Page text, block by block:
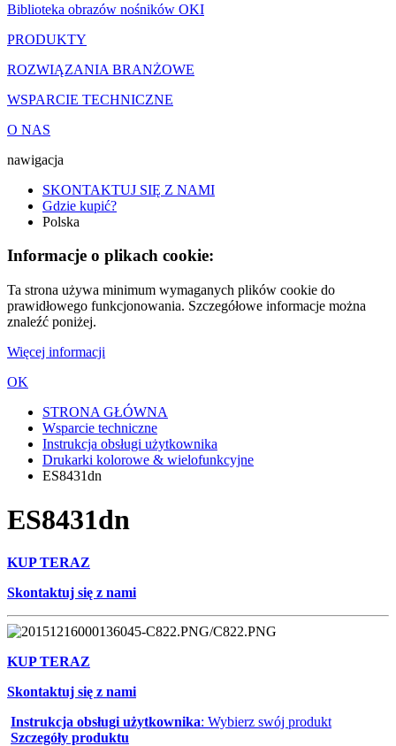
Biblioteka obrazów nośników OKI
PRODUKTY
ROZWIĄZANIA BRANŻOWE
WSPARCIE TECHNICZNE
O NAS
nawigacja
SKONTAKTUJ SIĘ Z NAMI
Gdzie kupić?
Polska
Informacje o plikach cookie:
Ta strona używa minimum wymaganych plików cookie do
prawidłowego funkcjonowania. Szczegółowe informacje można
znaleźć poniżej.
Więcej informacji
OK
STRONA GŁÓWNA
Wsparcie techniczne
Instrukcja obsługi użytkownika
Drukarki kolorowe & wielofunkcyjne
ES8431dn
ES8431dn
KUP TERAZ
Skontaktuj się z nami
KUP TERAZ
Skontaktuj się z nami
Instrukcja obsługi użytkownika: Wybierz swój produkt
Szczegóły produktu